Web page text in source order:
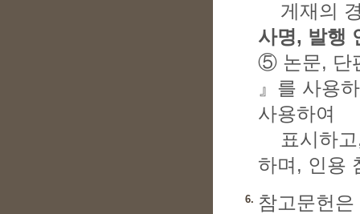
게재의
사명, 발행
⑤ 논문, 단
』를 사용
사용하여
표시하고,
하며, 인용
6. 참고문헌